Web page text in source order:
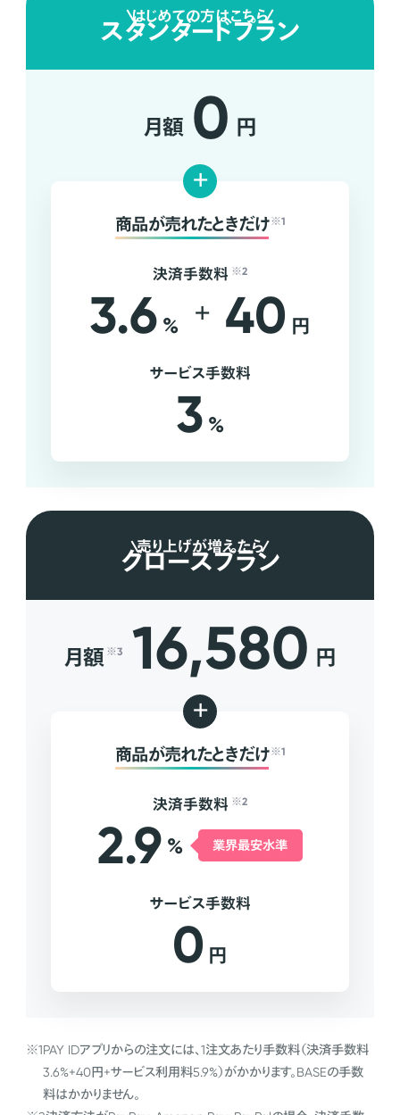
はじめての方はこちら
スタンダードプラン
月額 0 円
+
商品が売れたときだけ ※1
決済手数料 ※2
3.6 % + 40 円
サービス手数料
3 %
売り上げが増えたら
グロースプラン
月額 ※3 16,580 円
+
商品が売れたときだけ ※1
決済手数料 ※2
2.9 % 業界最安水準
サービス手数料
0 円
※1PAY IDアプリからの注文には、1注文あたり手数料（決済手数料
3.6%+40円+サービス利用料5.9%）がかかります。BASEの手数
料はかかりません。